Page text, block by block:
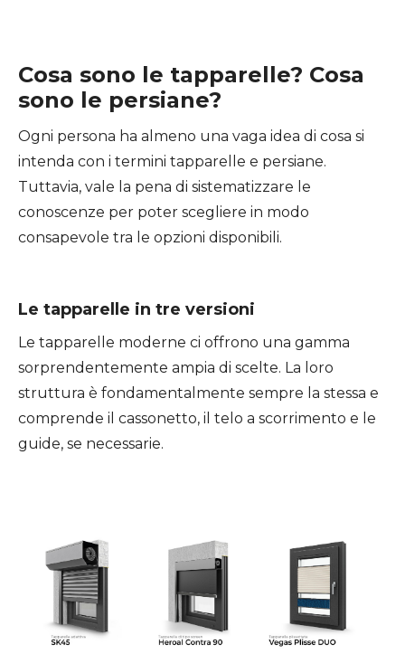
Cosa sono le tapparelle? Cosa
sono le persiane?
Ogni persona ha almeno una vaga idea di cosa si
intenda con i termini tapparelle e persiane.
Tuttavia, vale la pena di sistematizzare le
conoscenze per poter scegliere in modo
consapevole tra le opzioni disponibili.
Le tapparelle in tre versioni
Le tapparelle moderne ci offrono una gamma
sorprendentemente ampia di scelte. La loro
struttura è fondamentalmente sempre la stessa e
comprende il cassonetto, il telo a scorrimento e le
guide, se necessarie.